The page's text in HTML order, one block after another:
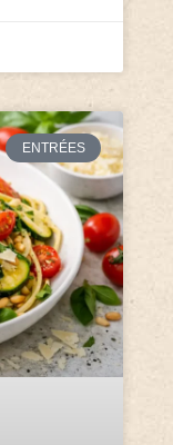
ENTRÉES